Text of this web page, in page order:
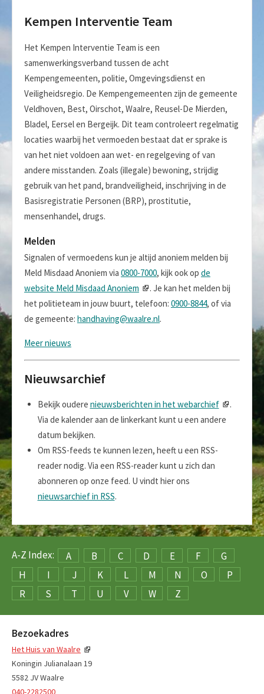
Kempen Interventie Team
Het Kempen Interventie Team is een
samenwerkingsverband tussen de acht
Kempengemeenten, politie, Omgevingsdienst en
Veiligheidsregio. De Kempengemeenten zijn de gemeente
Veldhoven, Best, Oirschot, Waalre, Reusel-De Mierden,
Bladel, Eersel en Bergeijk. Dit team controleert regelmatig
locaties waarbij het vermoeden bestaat dat er sprake is
van het niet voldoen aan wet- en regelgeving of van
andere misstanden. Zoals (illegale) bewoning, strijdig
gebruik van het pand, brandveiligheid, inschrijving in de
Basisregistratie Personen (BRP), prostitutie,
mensenhandel, drugs.
Melden
Signalen of vermoedens kun je altijd anoniem melden bij
Meld Misdaad Anoniem via 0800-7000, kijk ook op de
website Meld Misdaad Anoniem
. Je kan het melden bij
het politieteam in jouw buurt, telefoon: 0900-8844, of via
de gemeente: handhaving@waalre.nl.
Meer nieuws
Nieuwsarchief
Bekijk oudere nieuwsberichten in het webarchief
.
Via de kalender aan de linkerkant kunt u een andere
datum bekijken.
Om RSS-feeds te kunnen lezen, heeft u een RSS-
reader nodig. Via een RSS-reader kunt u zich dan
abonneren op onze feed. U vindt hier ons
nieuwsarchief in RSS.
A-Z Index: A B C D E F
G
H
I J K L M N O
P
R
S T U V W Z
Bezoekadres
Het Huis van Waalre
Koningin Julianalaan 19
5582 JV Waalre
040-2282500